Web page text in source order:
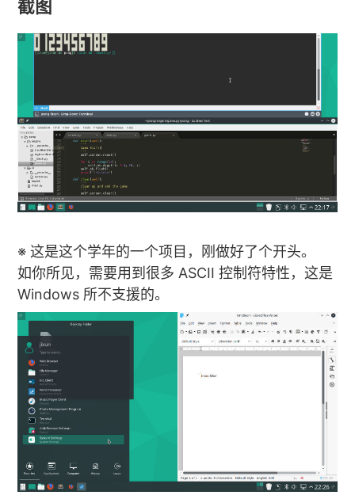
截图
※ 这是这个学年的一个项目，刚做好了个开头。
如你所见，需要用到很多 ASCII 控制符特性，这是
Windows 所不支援的。